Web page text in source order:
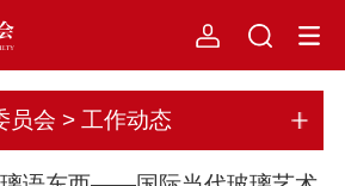
员会 > 工作动态